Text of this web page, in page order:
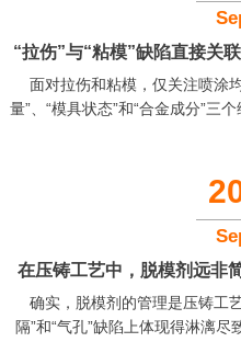
同时，局部冷却速度的差异会
痕）。 干扰定向凝固： 理想的
朝
“拉伤”与“粘模”缺陷直接关
匀”，还有哪些更深层的
面对拉伤和粘模，仅关注喷涂
量”、“模具状态”和“合金成分”
（模具温度、铝液温度、模具冷
金属流的冲刷下会局部破裂，
合，继而引发粘模和拉伤。因此
配的脱模剂是根本。 模具和合
在压铸工艺中，脱模剂远非
双刃剑，既能预防也能诱发
确实，脱模剂的管理是压铸工
隔”和“气孔”缺陷上体现得淋漓